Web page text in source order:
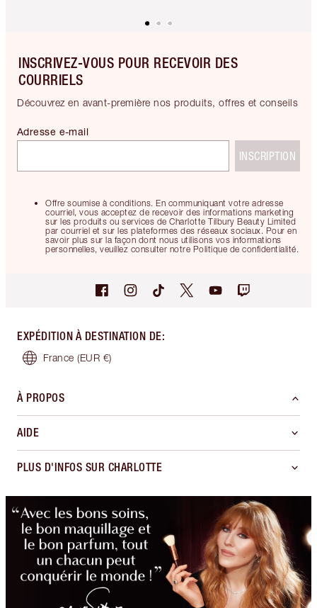
INSCRIVEZ-VOUS POUR RECEVOIR DES
COURRIELS
Découvrez en avant-première nos produits, offres et conseils
Offre soumise à conditions. En communiquant votre adresse
courriel, vous acceptez de recevoir des informations marketing
sur les produits ou services de Charlotte Tilbury Beauty Limited
par courriel et sur les plateformes des réseaux sociaux. Pour en
savoir plus sur la façon dont nous utilisons vos informations
personnelles, veuillez consulter notre Politique de confidentialité.
Adresse e-mail
INSCRIPTION
EXPÉDITION À DESTINATION DE:
France (EUR €)
À PROPOS
AIDE
PLUS D'INFOS SUR CHARLOTTE